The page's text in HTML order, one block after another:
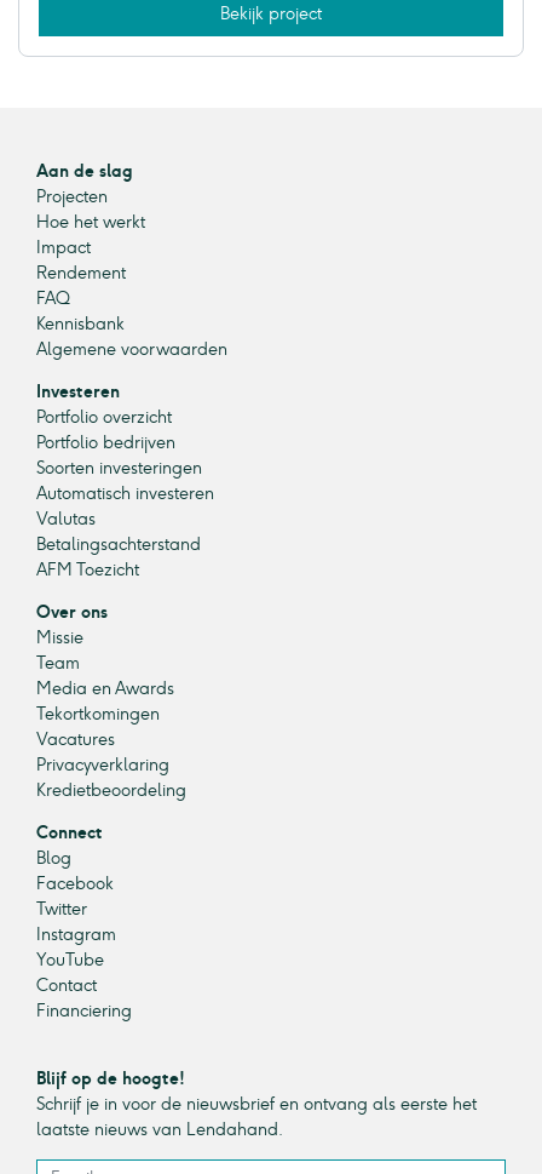
Bekijk project
Aan de slag
Projecten
Hoe het werkt
Impact
Rendement
FAQ
Kennisbank
Algemene voorwaarden
Investeren
Portfolio overzicht
Portfolio bedrijven
Soorten investeringen
Automatisch investeren
Valutas
Betalingsachterstand
AFM Toezicht
Over ons
Missie
Team
Media en Awards
Tekortkomingen
Vacatures
Privacyverklaring
Kredietbeoordeling
Connect
Blog
Facebook
Twitter
Instagram
YouTube
Contact
Financiering
Blijf op de hoogte!
Schrijf je in voor de nieuwsbrief en ontvang als eerste het
laatste nieuws van Lendahand.